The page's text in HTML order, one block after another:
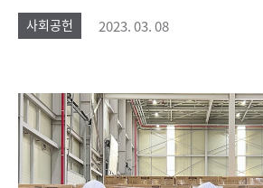
사회공헌 2023. 03. 08